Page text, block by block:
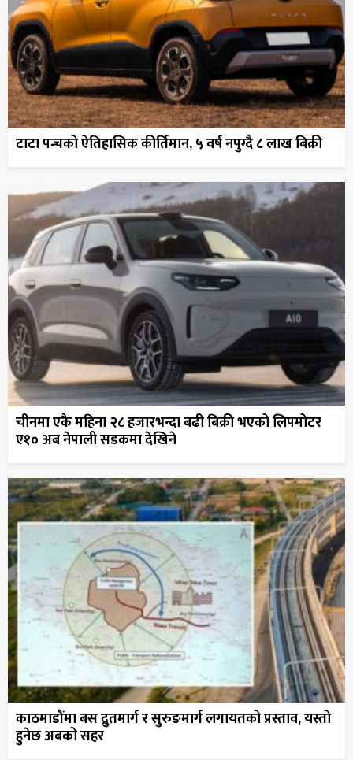
टाटा पन्चको ऐतिहासिक कीर्तिमान, ५ वर्ष नपुग्दै ८ लाख बिक्री
चीनमा एकै महिना २८ हजारभन्दा बढी बिक्री भएको लिपमोटर
ए१० अब नेपाली सडकमा देखिने
काठमाडौंमा बस द्रुतमार्ग र सुरुङमार्ग लगायतको प्रस्ताव, यस्तो
हुनेछ अबको सहर